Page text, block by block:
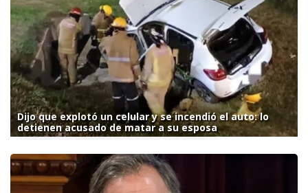
Dijo que explotó un celular y se incendió el auto: lo
detienen acusado de matar a su esposa